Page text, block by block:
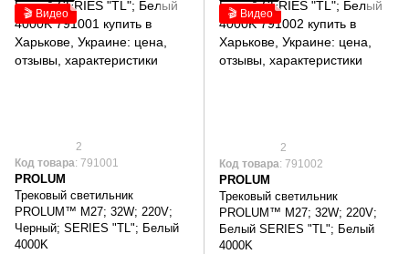
🎬 Видео
2
Код товара: 791001
PROLUM
Трековый светильник
PROLUM™ M27; 32W; 220V;
Черный; SERIES "TL"; Белый
4000K
🎬 Видео
2
Код товара: 791002
PROLUM
Трековый светильник
PROLUM™ M27; 32W; 220V;
Белый SERIES "TL"; Белый
4000K